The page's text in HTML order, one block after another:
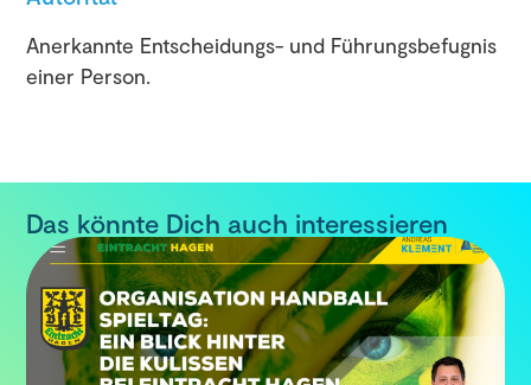
Anerkannte Entscheidungs- und Führungsbefugnis
einer Person.
Das könnte Dich auch interessieren